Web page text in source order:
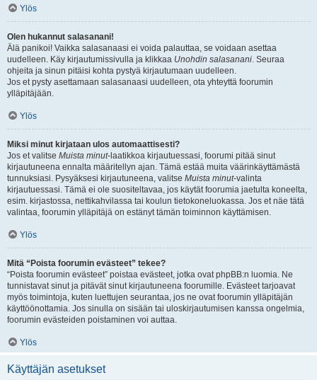
Ylös
Olen hukannut salasanani!
Älä panikoi! Vaikka salasanaasi ei voida palauttaa, se voidaan asettaa
uudelleen. Käy kirjautumissivulla ja klikkaa Unohdin salasanani. Seuraa
ohjeita ja sinun pitäisi kohta pystyä kirjautumaan uudelleen.
Jos et pysty asettamaan salasanaasi uudelleen, ota yhteyttä foorumin
ylläpitäjään.
Ylös
Miksi minut kirjataan ulos automaattisesti?
Jos et valitse Muista minut-laatikkoa kirjautuessasi, foorumi pitää sinut
kirjautuneena ennalta määritellyn ajan. Tämä estää muita väärinkäyttämästä
tunnuksiasi. Pysyäksesi kirjautuneena, valitse Muista minut-valinta
kirjautuessasi. Tämä ei ole suositeltavaa, jos käytät foorumia jaetulta koneelta,
esim. kirjastossa, nettikahvilassa tai koulun tietokoneluokassa. Jos et näe tätä
valintaa, foorumin ylläpitäjä on estänyt tämän toiminnon käyttämisen.
Ylös
Mitä “Poista foorumin evästeet” tekee?
“Poista foorumin evästeet” poistaa evästeet, jotka ovat phpBB:n luomia. Ne
tunnistavat sinut ja pitävät sinut kirjautuneena foorumille. Evästeet tarjoavat
myös toimintoja, kuten luettujen seurantaa, jos ne ovat foorumin ylläpitäjän
käyttöönottamia. Jos sinulla on sisään tai uloskirjautumisen kanssa ongelmia,
foorumin evästeiden poistaminen voi auttaa.
Ylös
Käyttäjän asetukset